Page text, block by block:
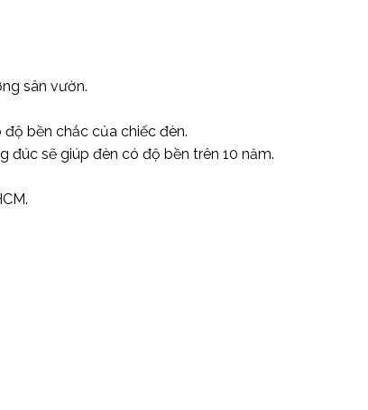
sân vườn.
bền chắc của chiếc đèn.
đúc sẽ giúp đèn có độ bền trên 10 năm.